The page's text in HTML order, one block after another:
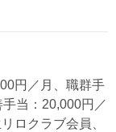
円／月、職群手
当：20,000円／
ロクラブ会員、